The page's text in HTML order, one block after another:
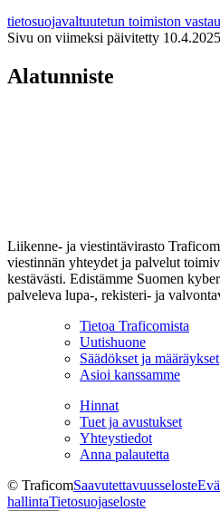
tietosuojavaltuutetun toimiston
Sivu on viimeksi päivitetty 10.4.2025
Alatunniste
Liikenne- ja viestintävirasto
viestinnän yhteydet ja palvelut
kestävästi. Edistämme Suomen
palveleva lupa-, rekisteri- ja
Tietoa Traficomista
Uutishuone
Säädökset ja määräykset
Asioi kanssamme
Hinnat
Tuet ja avustukset
Yhteystiedot
Anna palautetta
© TraficomSaavutettavuusseloste
hallintaTietosuojaseloste